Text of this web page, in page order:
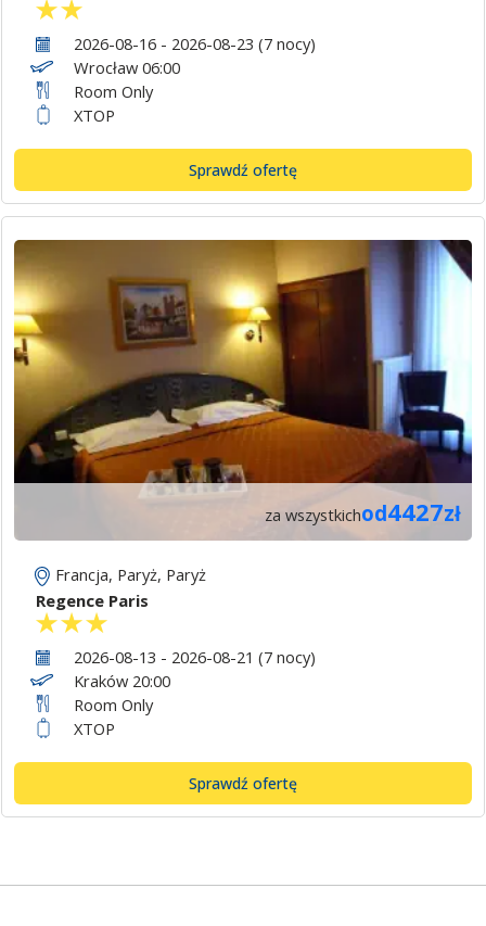
2026-08-16 - 2026-08-23 (7 nocy)
Wrocław 06:00
Room Only
XTOP
Sprawdź ofertę
za wszystkichod4427zł
Francja, Paryż, Paryż
Regence Paris
2026-08-13 - 2026-08-21 (7 nocy)
Kraków 20:00
Room Only
XTOP
Sprawdź ofertę